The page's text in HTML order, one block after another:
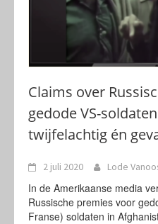
Claims over
gedode VS-
twijfelachtig én
2 juli 2020 Lode
In de Amerikaanse media
Russische premies voor
Franse) soldaten in